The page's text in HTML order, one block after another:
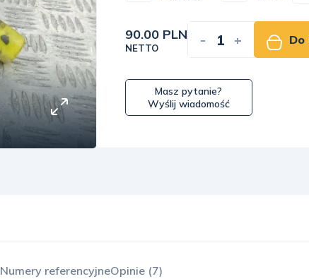
90.00 PLN
NETTO - + Do
Masz pytanie?
Wyślij wiadomość
Numery referencyjneOpinie (7)